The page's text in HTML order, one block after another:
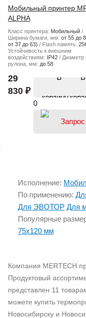
Мобильный принтер
ALPHA
Класс принтера: Мобильный
Ширина бумаги, мм: от 55 до
от 37 до 63)
Flash память:
Устойчивость к внешним
воздействиям: IP42
Диаметр
рулона, мм: до 58
29
830 ₽
В
0
Исполнение:
По применению:
Для ЭВОТОР Для
Популярные
75х120 мм
Компания MERTECH
Продуктовый
представлен 11
можете купить
Новосибирску и